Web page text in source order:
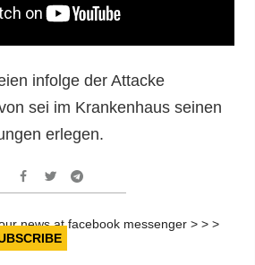
infolge der Attacke
sei im Krankenhaus seinen
erlegen.
news at facebook messenger > > >